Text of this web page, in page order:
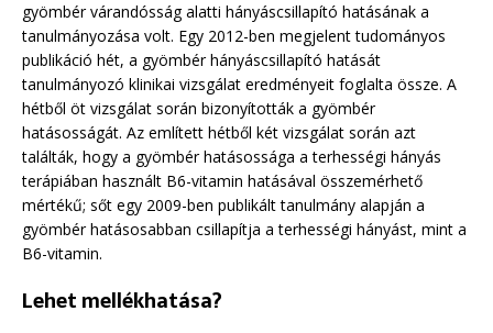
gyömbér várandósság alatti hányáscsillapító hatásának a
tanulmányozása volt. Egy 2012-ben megjelent tudományos
publikáció hét, a gyömbér hányáscsillapító hatását
tanulmányozó klinikai vizsgálat eredményeit foglalta össze. A
hétből öt vizsgálat során bizonyították a gyömbér
hatásosságát. Az említett hétből két vizsgálat során azt
találták, hogy a gyömbér hatásossága a terhességi hányás
terápiában használt B6-vitamin hatásával összemérhető
mértékű; sőt egy 2009-ben publikált tanulmány alapján a
gyömbér hatásosabban csillapítja a terhességi hányást, mint a
B6-vitamin.
Lehet mellékhatása?